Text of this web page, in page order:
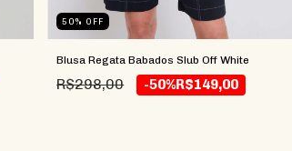
50% OFF
Blusa Regata Babados Slub Off White
R$298,00 -50%R$149,00